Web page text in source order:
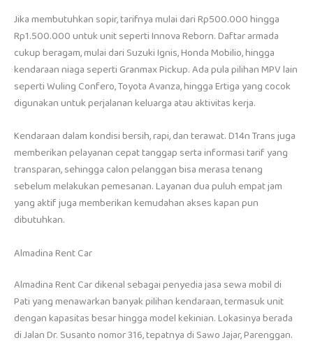
Jika membutuhkan sopir, tarifnya mulai dari Rp500.000 hingga
Rp1.500.000 untuk unit seperti Innova Reborn. Daftar armada
cukup beragam, mulai dari Suzuki Ignis, Honda Mobilio, hingga
kendaraan niaga seperti Granmax Pickup. Ada pula pilihan MPV lain
seperti Wuling Confero, Toyota Avanza, hingga Ertiga yang cocok
digunakan untuk perjalanan keluarga atau aktivitas kerja.
Kendaraan dalam kondisi bersih, rapi, dan terawat. D14n Trans juga
memberikan pelayanan cepat tanggap serta informasi tarif yang
transparan, sehingga calon pelanggan bisa merasa tenang
sebelum melakukan pemesanan. Layanan dua puluh empat jam
yang aktif juga memberikan kemudahan akses kapan pun
dibutuhkan.
Almadina Rent Car
Almadina Rent Car dikenal sebagai penyedia jasa sewa mobil di
Pati yang menawarkan banyak pilihan kendaraan, termasuk unit
dengan kapasitas besar hingga model kekinian. Lokasinya berada
di Jalan Dr. Susanto nomor 316, tepatnya di Sawo Jajar, Parenggan.